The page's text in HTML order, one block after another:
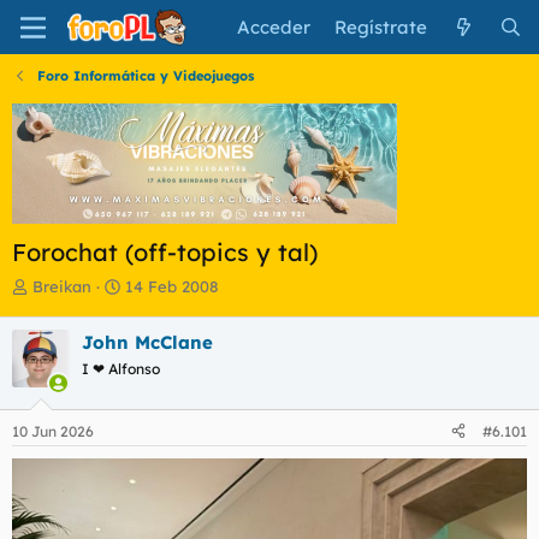
Acceder Regístrate
Foro Informática y Videojuegos
Forochat (off-topics y tal)
I
i
c
i
a
d
o
r
l
Breikan
F
h
a
e
n
14 Feb 2008
John McClane
I ❤ Alfonso
10 Jun 2026 #6.101